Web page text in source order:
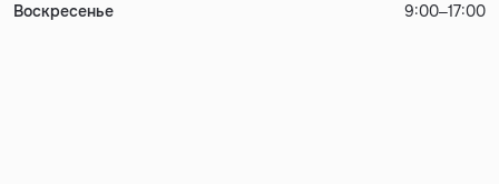
Воскресенье
9:00–17:00